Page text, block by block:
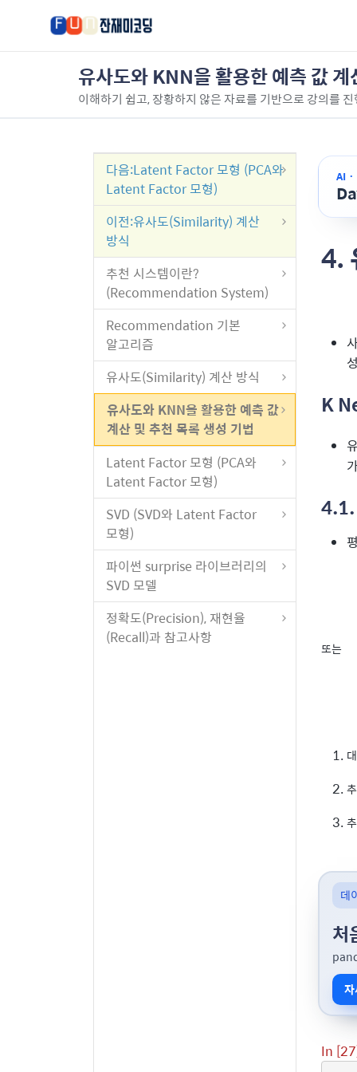
유사도와 KNN을 활용한 예측 값
이해하기 쉽고, 장황하지 않은 자료를 기반으로 강의를
다음:Latent Factor 모형 (PCA와
Latent Factor 모형)
이전:유사도(Similarity) 계산
방식
추천 시스템이란?
(Recommendation System)
Recommendation 기본
알고리즘
유사도(Similarity) 계산 방식
유사도와 KNN을 활용한 예측 값
계산 및 추천 목록 생성 기법
Latent Factor 모형 (PCA와
Latent Factor 모형)
SVD (SVD와 Latent Factor
모형)
파이썬 surprise 라이브러리의
SVD 모델
정확도(Precision), 재현율
(Recall)과 참고사항
AI ·
4.
K
또는
데
처
In